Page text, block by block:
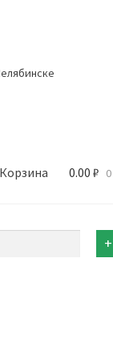
Корзина 0.00 ₽